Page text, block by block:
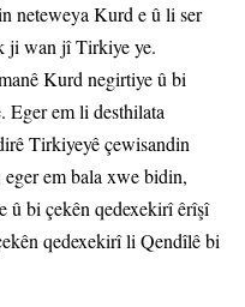
neteweya Kurd e û li ser
ji wan jî Tirkiye ye.
Kurd negirtiye û bi
Eger em li desthilata
Tirkiyeyê çewisandin
em bala xwe bidin,
û bi çekên qedexekirî êrîşî
qedexekirî li Qendîlê bi